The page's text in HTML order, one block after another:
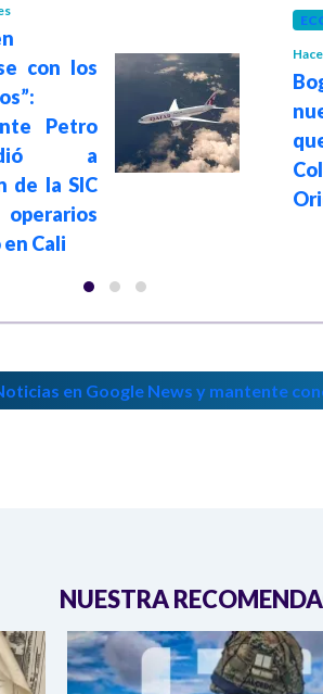
con los
Petro
a
de la SIC
Cali
en Google News y mantente
NUESTRA